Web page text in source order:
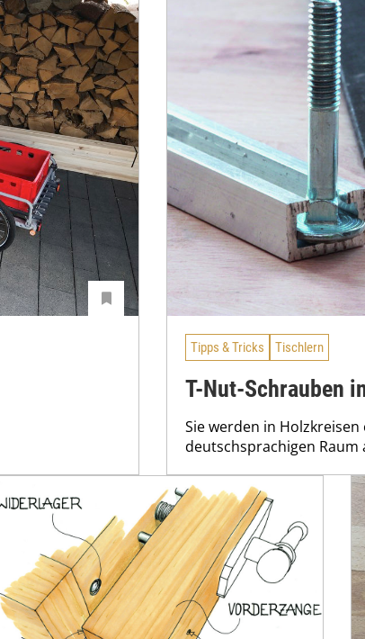
Tipps & Tricks Tischlern
T-Nut-Schrauben
Sie werden in
deutschsprachigen Raum